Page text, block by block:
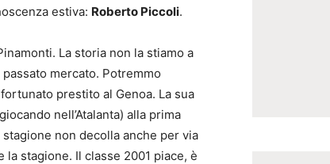
estiva: Roberto Piccoli.
La storia non la stiamo a
mercato. Potremmo
prestito al Genoa. La sua
nell’Atalanta) alla prima
non decolla anche per via
stagione. Il classe 2001 piace, è